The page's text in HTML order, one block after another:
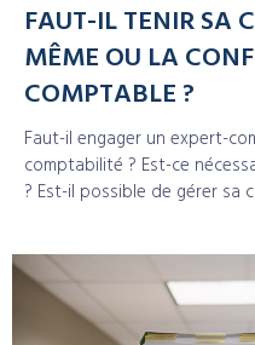
FAUT-IL TENIR SA
MÊME OU LA
COMPTABLE ?
Faut-il engager un expert-
comptabilité ? Est-ce
? Est-il possible de gérer sa